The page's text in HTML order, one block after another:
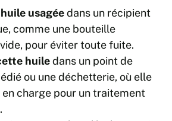
usagéedans un récipient
comme une bouteille
pour éviter toute fuite.
huiledans un point de
ou une déchetterie, où elle
en charge pour un traitement